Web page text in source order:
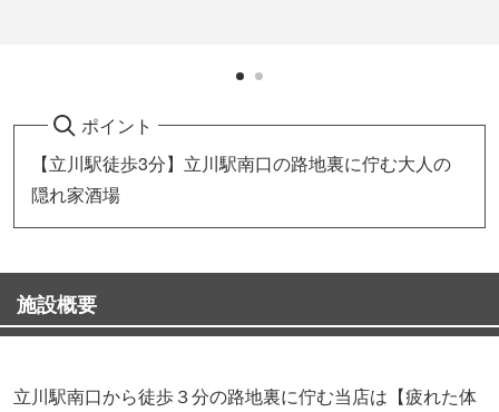
ポイント
【立川駅徒歩3分】立川駅南口の路地裏に佇む大人の
隠れ家酒場
施設概要
立川駅南口から徒歩３分の路地裏に佇む当店は【疲れた体